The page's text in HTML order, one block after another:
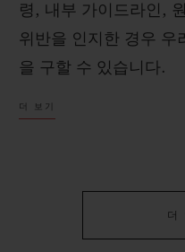
령, 내부 가이드라인,
위반을 인지한 경우 우
을 구할 수 있습니다.
더 보기
더